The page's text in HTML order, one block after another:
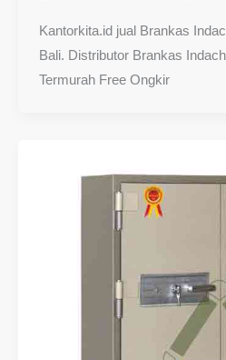
Kantorkita.id jual Brankas
Bali. Distributor Brankas
Termurah Free Ongkir